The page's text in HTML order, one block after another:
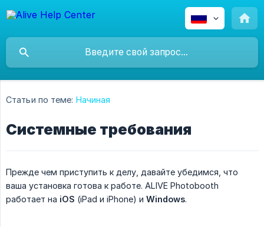
Статьи по теме: Начиная
Системные требования
Прежде чем приступить к делу, давайте убедимся, что
ваша установка готова к работе. ALIVE Photobooth
работает на iOS (iPad и iPhone) и Windows.